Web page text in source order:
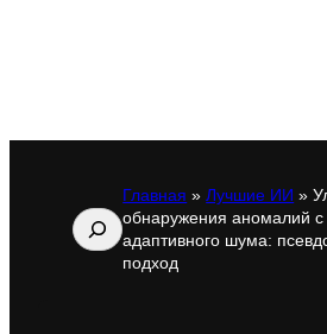
Поиск
Главная » Лучшие ИИ »
обнаружения аномалий
адаптивного шума:
подход